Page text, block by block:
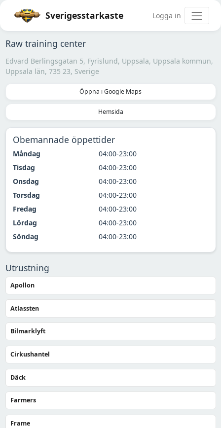
Sverigesstarkaste Logga in
Raw training center
Edvard Berlingsgatan 5, Fyrislund, Uppsala, Uppsala kommun,
Uppsala län, 735 23, Sverige
Öppna i Google Maps
Hemsida
Obemannade öppettider
Måndag
04:00-23:00
Tisdag
04:00-23:00
Onsdag
04:00-23:00
Torsdag
04:00-23:00
Fredag
04:00-23:00
Lördag
04:00-23:00
Söndag
04:00-23:00
Utrustning
Apollon
Atlassten
Bilmarklyft
Cirkushantel
Däck
Farmers
Frame